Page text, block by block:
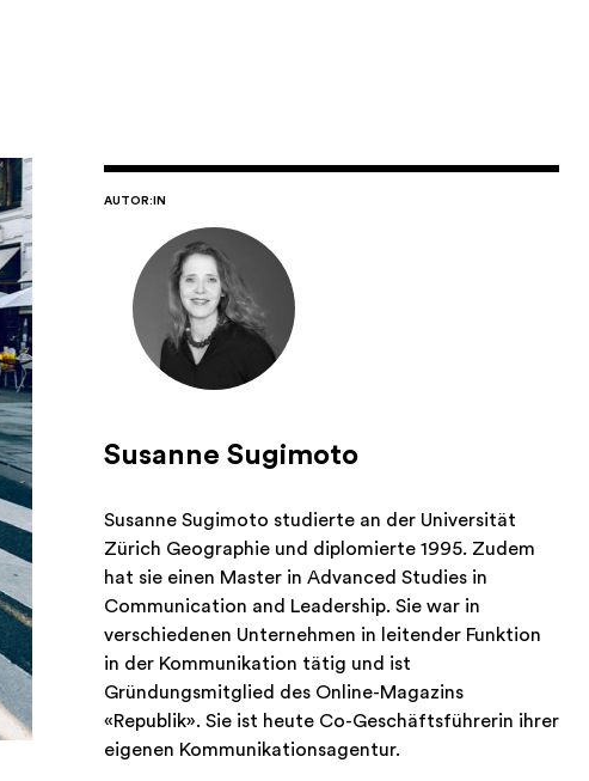
AUTOR:IN
Susanne Sugimoto
Susanne Sugimoto studierte an der Universität
Zürich Geographie und diplomierte 1995. Zudem
hat sie einen Master in Advanced Studies in
Communication and Leadership. Sie war in
verschiedenen Unternehmen in leitender Funktion
in der Kommunikation tätig und ist
Gründungsmitglied des Online-Magazins
«Republik». Sie ist heute Co-Geschäftsführerin ihrer
eigenen Kommunikationsagentur.